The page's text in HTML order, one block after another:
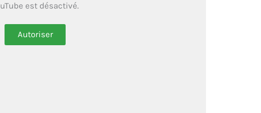
est désactivé.
Autoriser